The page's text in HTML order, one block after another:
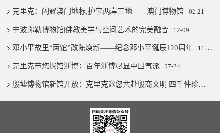
克里克：闪耀澳门地标,护宝两岸三地——澳门博物馆 02-21
宁波弥勒博物馆|佛教美学与空间艺术的完美融合 12-09
邓小平故里“两馆”改陈焕新——纪念邓小平诞辰120周年 11-07
克里克带您探馆浙博：百年浙博尽显中国气派 07-24
殷墟博物馆新馆开放：克里克邀您共赴殷商文明 四千件珍宝璨若星河